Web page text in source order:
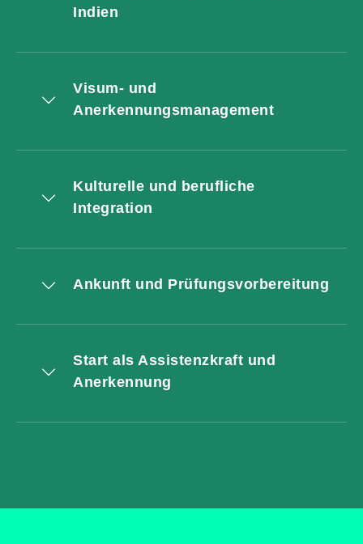
Indien
Visum- und
Anerkennungsmanagement
Kulturelle und berufliche
Integration
Ankunft und Prüfungsvorbereitung
Start als Assistenzkraft und
Anerkennung